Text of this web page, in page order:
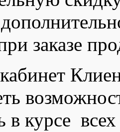
заказе
в курсе